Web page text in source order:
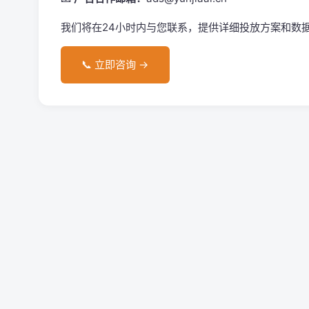
我们将在24小时内与您联系，提供详细投放方案和数
📞 立即咨询 →